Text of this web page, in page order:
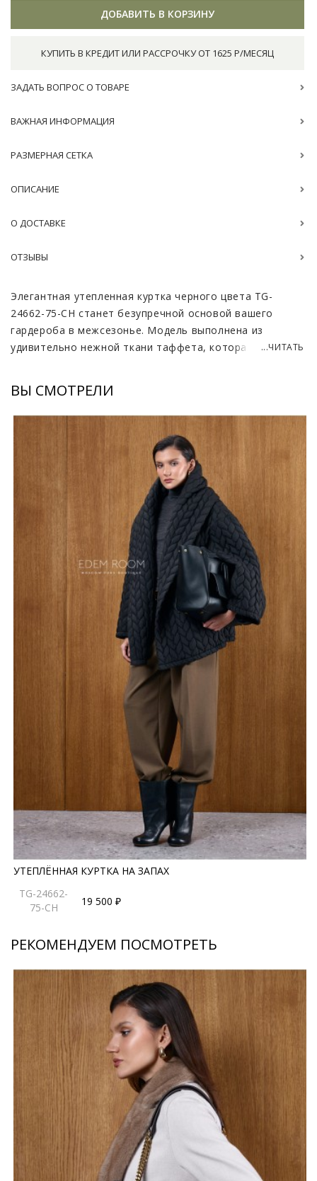
ДОБАВИТЬ В КОРЗИНУ
КУПИТЬ В КРЕДИТ ИЛИ РАССРОЧКУ ОТ 1625 Р/МЕСЯЦ
ЗАДАТЬ ВОПРОС О ТОВАРЕ
ВАЖНАЯ ИНФОРМАЦИЯ
РАЗМЕРНАЯ СЕТКА
ОПИСАНИЕ
О ДОСТАВКЕ
ОТЗЫВЫ
Элегантная утепленная куртка черного цвета TG-
24662-75-CH станет безупречной основой вашего
гардероба в межсезонье. Модель выполнена из
удивительно нежной ткани таффета, которая
женственность силуэта и позволяет создавать
актуальные многослойные образы для прогулок по
городу или деловых встреч. В качестве наполнителя
использован высокотехнологичный материал изософт,
гарантирующий надежную защиту от холода при
минимальном весе изделия. Такая одежда практически
не ощущается на теле, обеспечивая максимальную
свободу движений и комфорт в течение всего дня.
Длина куртки варьируется от семидесяти до
семидесяти пяти сантиметров, что делает ее
практичным решением для динамичной жизни. Она
отлично сочетается как с классическими брюками, так
и с повседневными джинсами. Фабричное
производство гарантирует безупречное качество
исполнения каждой детали, от аккуратных швов до
надежной фурнитуры. Модель представлена в широкой
размерной сетке и идеально садится на разные типы
фигуры, подчеркивая статус и тонкий вкус своей
обладательницы. Лаконичный черный цвет и
отсутствие лишнего декора позволяют легко
комбинировать куртку с любыми аксессуарами,
создавая выразительные и стильные образы для
любого случая. Это сочетание современных
технологий и эстетики в одной вещи.
*описание несет информационный характер, состав и
правила ухода могут быть изменены производителем
...ЧИТАТЬ
ВЫ СМОТРЕЛИ
УТЕПЛЁННАЯ КУРТКА НА ЗАПАХ
TG-24662-
75-CH
19 500 ₽
РЕКОМЕНДУЕМ ПОСМОТРЕТЬ